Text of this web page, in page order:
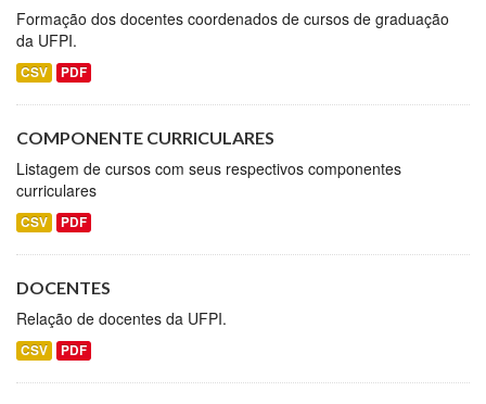
Formação dos docentes coordenados de cursos de graduação
da UFPI.
CSV PDF
COMPONENTE CURRICULARES
Listagem de cursos com seus respectivos componentes
curriculares
CSV PDF
DOCENTES
Relação de docentes da UFPI.
CSV PDF